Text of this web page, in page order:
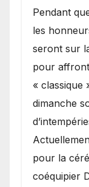
Pendant
les
seront sur
pour
« classique
dimanche
pour la
coéquipier